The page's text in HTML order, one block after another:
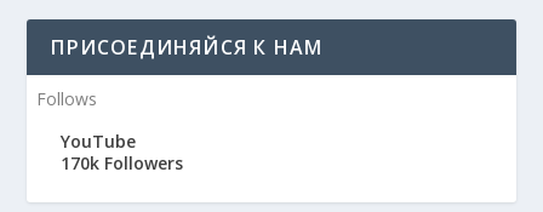
ПРИСОЕДИНЯЙСЯ К НАМ
Follows
YouTube
170k Followers